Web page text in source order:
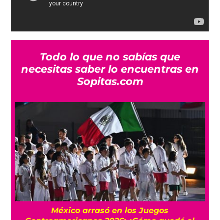
Todo lo que no sabías que
necesitas saber lo encuentras en
Sopitas.com
México arrasó en los Juegos